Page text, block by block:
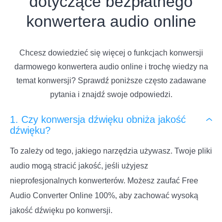
konwertera audio online
Chcesz dowiedzieć się więcej o funkcjach konwersji
darmowego konwertera audio online i trochę wiedzy na
temat konwersji? Sprawdź poniższe często zadawane
pytania i znajdź swoje odpowiedzi.
1. Czy konwersja dźwięku obniża jakość
dźwięku?
To zależy od tego, jakiego narzędzia używasz. Twoje pliki
audio mogą stracić jakość, jeśli użyjesz
nieprofesjonalnych konwerterów. Możesz zaufać Free
Audio Converter Online 100%, aby zachować wysoką
jakość dźwięku po konwersji.